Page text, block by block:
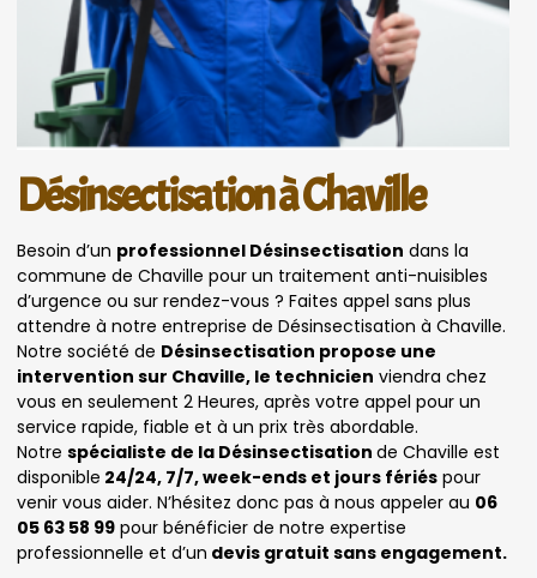
Désinsectisation à Chaville
Besoin d’un professionnel Désinsectisation dans la
commune de Chaville pour un traitement anti-nuisibles
d’urgence ou sur rendez-vous ? Faites appel sans plus
attendre à notre entreprise de Désinsectisation à Chaville.
Notre société de Désinsectisation propose une
intervention sur Chaville, le technicien viendra chez
vous en seulement 2 Heures, après votre appel pour un
service rapide, fiable et à un prix très abordable.
Notre spécialiste de la Désinsectisation de Chaville est
disponible 24/24, 7/7, week-ends et jours fériés pour
venir vous aider. N’hésitez donc pas à nous appeler au 06
05 63 58 99 pour bénéficier de notre expertise
professionnelle et d’un devis gratuit sans engagement.